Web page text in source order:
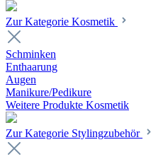
Zur Kategorie Kosmetik
Schminken
Enthaarung
Augen
Manikure/Pedikure
Weitere Produkte Kosmetik
Zur Kategorie Stylingzubehör